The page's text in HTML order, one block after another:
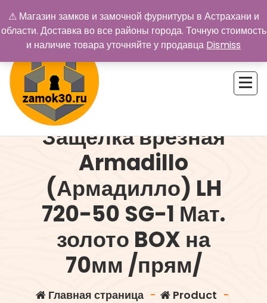
содержимому
Защелка врезная
Armadillo
(Армадилло) LH
720-50 SG-1 Мат.
золото BOX на
70мм /прям/
Главная страница - Product -
⚠ Магазин замков и замочной фурнитуры в Астрахани и
области. Доставка во все районы города. Точную стоимость
и наличие товара уточняйте у продавца Dismiss